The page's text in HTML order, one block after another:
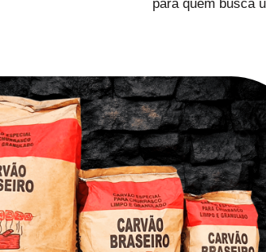
para quem busca